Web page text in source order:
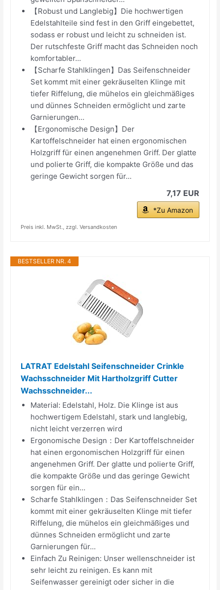
【Robust und Langlebig】Die hochwertigen
Edelstahlteile sind fest in den Griff eingebettet,
sodass er robust und leicht zu schneiden ist.
Der rutschfeste Griff macht das Schneiden noch
komfortabler...
【Scharfe Stahlklingen】Das Seifenschneider
Set kommt mit einer gekräuselten Klinge mit
tiefer Riffelung, die mühelos ein gleichmäßiges
und dünnes Schneiden ermöglicht und zarte
Garnierungen...
【Ergonomische Design】Der
Kartoffelschneider hat einen ergonomischen
Holzgriff für einen angenehmen Griff. Der glatte
und polierte Griff, die kompakte Größe und das
geringe Gewicht sorgen für...
7,17 EUR
*Zu Amazon
Preis inkl. MwSt., zzgl. Versandkosten
BESTSELLER NR. 4
LATRAT Edelstahl Seifenschneider Crinkle
Wachsschneider Mit Hartholzgriff Cutter
Wachsschneider...
Material: Edelstahl, Holz. Die Klinge ist aus
hochwertigem Edelstahl, stark und langlebig,
nicht leicht verzerren wird
Ergonomische Design：Der Kartoffelschneider
hat einen ergonomischen Holzgriff für einen
angenehmen Griff. Der glatte und polierte Griff,
die kompakte Größe und das geringe Gewicht
sorgen für ein...
Scharfe Stahlklingen：Das Seifenschneider Set
kommt mit einer gekräuselten Klinge mit tiefer
Riffelung, die mühelos ein gleichmäßiges und
dünnes Schneiden ermöglicht und zarte
Garnierungen für...
Einfach Zu Reinigen: Unser wellenschneider ist
sehr leicht zu reinigen. Es kann mit
Seifenwasser gereinigt oder sicher in die